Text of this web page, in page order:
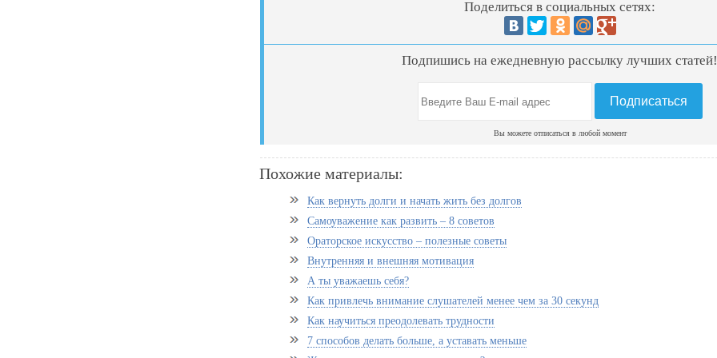
Поделиться в социальных сетях:
Подпишись на ежедневную рассылку лучших
Вы можете отписаться в любой момент
Похожие материалы:
Как вернуть долги и начать жить без долгов
Самоуважение как развить – 8 советов
Ораторское искусство – полезные советы
Внутренняя и внешняя мотивация
А ты уважаешь себя?
Как привлечь внимание слушателей менее чем за 30 секунд
Как научиться преодолевать трудности
7 способов делать больше, а уставать меньше